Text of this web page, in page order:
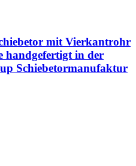
mit Vierkantrohr
handgefertigt in der
Schiebetormanufaktur